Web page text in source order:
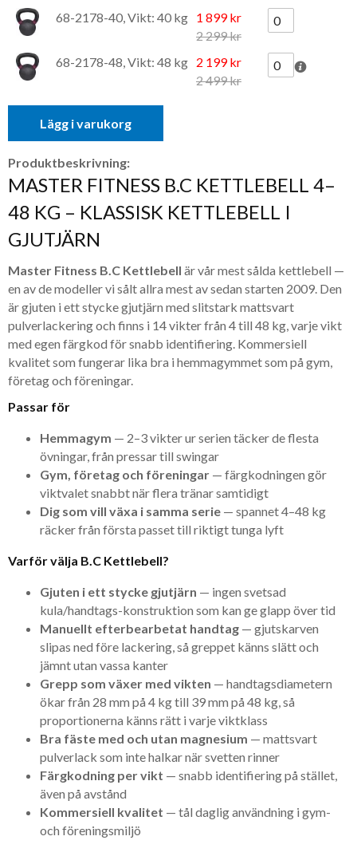
68-2178-40, Vikt: 40 kg 1 899 kr
2 299 kr
68-2178-48, Vikt: 48 kg 2 199 kr
2 499 kr
Lägg i varukorg
Produktbeskrivning:
MASTER FITNESS B.C KETTLEBELL 4–
48 KG – KLASSISK KETTLEBELL I
GJUTJÄRN
Master Fitness B.C Kettlebell är vår mest sålda kettlebell —
en av de modeller vi sålt allra mest av sedan starten 2009. Den
är gjuten i ett stycke gjutjärn med slitstark mattsvart
pulverlackering och finns i 14 vikter från 4 till 48 kg, varje vikt
med egen färgkod för snabb identifiering. Kommersiell
kvalitet som fungerar lika bra i hemmagymmet som på gym,
företag och föreningar.
Passar för
Hemmagym — 2–3 vikter ur serien täcker de flesta
övningar, från pressar till swingar
Gym, företag och föreningar — färgkodningen gör
viktvalet snabbt när flera tränar samtidigt
Dig som vill växa i samma serie — spannet 4–48 kg
räcker från första passet till riktigt tunga lyft
Varför välja B.C Kettlebell?
Gjuten i ett stycke gjutjärn — ingen svetsad
kula/handtags-konstruktion som kan ge glapp över tid
Manuellt efterbearbetat handtag — gjutskarven
slipas ned före lackering, så greppet känns slätt och
jämnt utan vassa kanter
Grepp som växer med vikten — handtagsdiametern
ökar från 28 mm på 4 kg till 39 mm på 48 kg, så
proportionerna känns rätt i varje viktklass
Bra fäste med och utan magnesium — mattsvart
pulverlack som inte halkar när svetten rinner
Färgkodning per vikt — snabb identifiering på stället,
även på avstånd
Kommersiell kvalitet — tål daglig användning i gym-
och föreningsmiljö